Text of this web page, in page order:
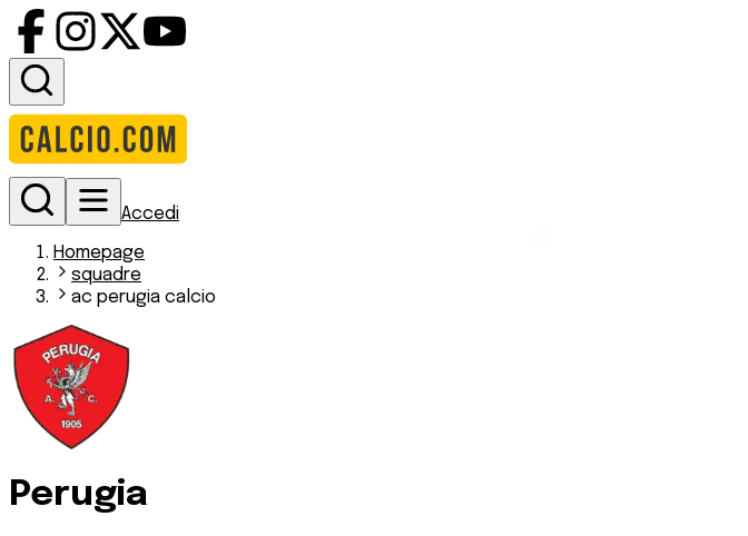
Accedi
Homepage
squadre
ac perugia calcio
Perugia